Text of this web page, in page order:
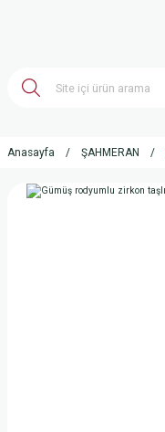
Anasayfa ŞAHMERAN